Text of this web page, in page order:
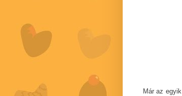
Már az egyik